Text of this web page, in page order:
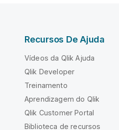
Recursos De Ajuda
Vídeos da Qlik Ajuda
Qlik Developer
Treinamento
Aprendizagem do Qlik
Qlik Customer Portal
Biblioteca de recursos